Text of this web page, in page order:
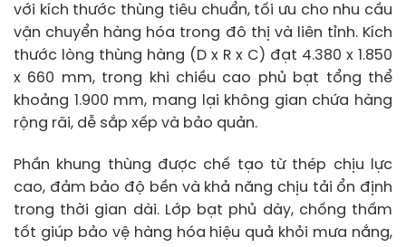
với kích thước thùng tiêu chuẩn, tối ưu cho nhu cầu
vận chuyển hàng hóa trong đô thị và liên tỉnh. Kích
thước lòng thùng hàng (D x R x C) đạt 4.380 x 1.850
x 660 mm, trong khi chiều cao phủ bạt tổng thể
khoảng 1.900 mm, mang lại không gian chứa hàng
rộng rãi, dễ sắp xếp và bảo quản.
Phần khung thùng được chế tạo từ thép chịu lực
cao, đảm bảo độ bền và khả năng chịu tải ổn định
trong thời gian dài. Lớp bạt phủ dày, chống thấm
tốt giúp bảo vệ hàng hóa hiệu quả khỏi mưa nắng,